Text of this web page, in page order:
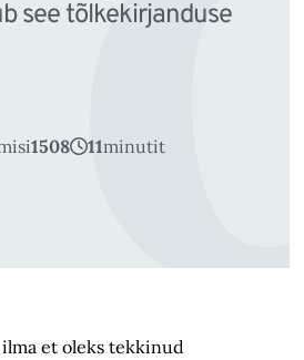
see tõlkekirjanduse
1508 11minutit
ilma et oleks tekkinud